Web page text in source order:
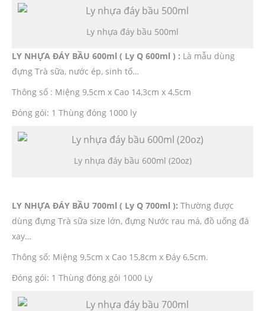
Ly nhựa đáy bầu 500ml
LY NHỰA ĐÁY BẦU 600ml ( Ly Q 600ml ) : Là mẫu dùng
đựng Trà sữa, nước ép, sinh tố…
Thông số : Miệng 9,5cm x Cao 14,3cm x 4,5cm
Đóng gói: 1 Thùng đóng 1000 ly
Ly nhựa đáy bầu 600ml (20oz)
LY NHỰA ĐÁY BẦU 700ml ( Ly Q 700ml ): Thường được
dùng đựng Trà sữa size lớn, đựng Nước rau má, đồ uống đá
xay…
Thông số: Miệng 9,5cm x Cao 15,8cm x Đáy 6,5cm.
Đóng gói: 1 Thùng đóng gói 1000 Ly